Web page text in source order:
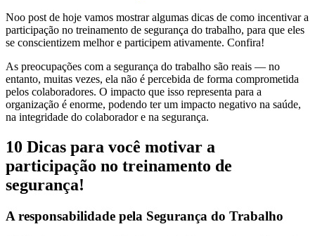
Noo post de hoje vamos mostrar algumas dicas de como incentivar a
participação no treinamento de segurança do trabalho, para que eles
se conscientizem melhor e participem ativamente. Confira!
As preocupações com a segurança do trabalho são reais — no
entanto, muitas vezes, ela não é percebida de forma comprometida
pelos colaboradores. O impacto que isso representa para a
organização é enorme, podendo ter um impacto negativo na saúde,
na integridade do colaborador e na segurança.
10 Dicas para você motivar a
participação no treinamento de
segurança!
A responsabilidade pela Segurança do Trabalho